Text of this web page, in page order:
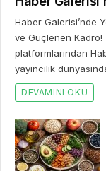
Haber Galerisi’nde
ve Güçlenen Kadro!
platformlarından
yayıncılık
DEVAMINI OKU